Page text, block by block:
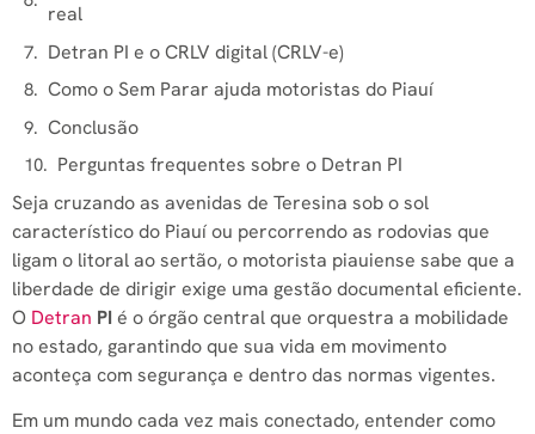
real
Detran PI e o CRLV digital (CRLV-e)
Como o Sem Parar ajuda motoristas do Piauí
Conclusão
Perguntas frequentes sobre o Detran PI
Seja cruzando as avenidas de Teresina sob o sol
característico do Piauí ou percorrendo as rodovias que
ligam o litoral ao sertão, o motorista piauiense sabe que a
liberdade de dirigir exige uma gestão documental eficiente.
O Detran PIé o órgão central que orquestra a mobilidade
no estado, garantindo que sua vida em movimento
aconteça com segurança e dentro das normas vigentes.
Em um mundo cada vez mais conectado, entender como